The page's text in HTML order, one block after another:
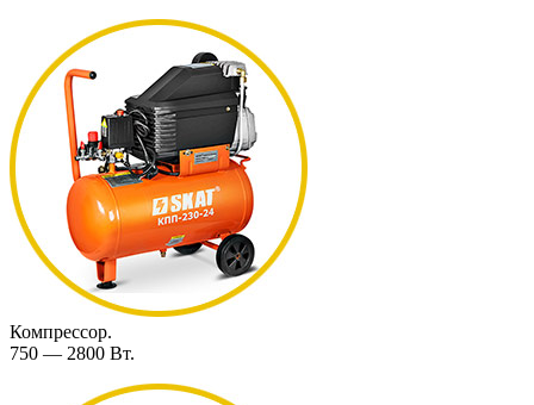
Компрессор.
750 — 2800 Вт.